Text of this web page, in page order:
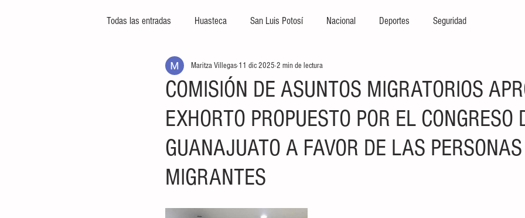
Todas las entradas Huasteca San Luis Potosí Nacional Deportes Seguridad
COMISIÓN DE ASUNTOS MIGRATORIOS
EXHORTO PROPUESTO POR EL CONGRESO
GUANAJUATO A FAVOR DE LAS PERSONAS
MIGRANTES
Maritza Villegas 11 dic 2025 2 min de lectura